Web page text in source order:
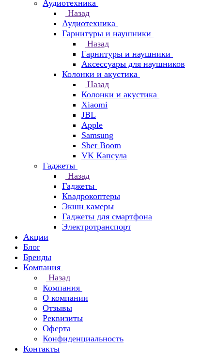
Аудиотехника
Назад
Аудиотехника
Гарнитуры и наушники
Назад
Гарнитуры и наушники
Аксессуары для наушников
Колонки и акустика
Назад
Колонки и акустика
Xiaomi
JBL
Apple
Samsung
Sber Boom
VK Капсула
Гаджеты
Назад
Гаджеты
Квадрокоптеры
Экшн камеры
Гаджеты для смартфона
Электротранспорт
Акции
Блог
Бренды
Компания
Назад
Компания
О компании
Отзывы
Реквизиты
Оферта
Конфиденциальность
Контакты